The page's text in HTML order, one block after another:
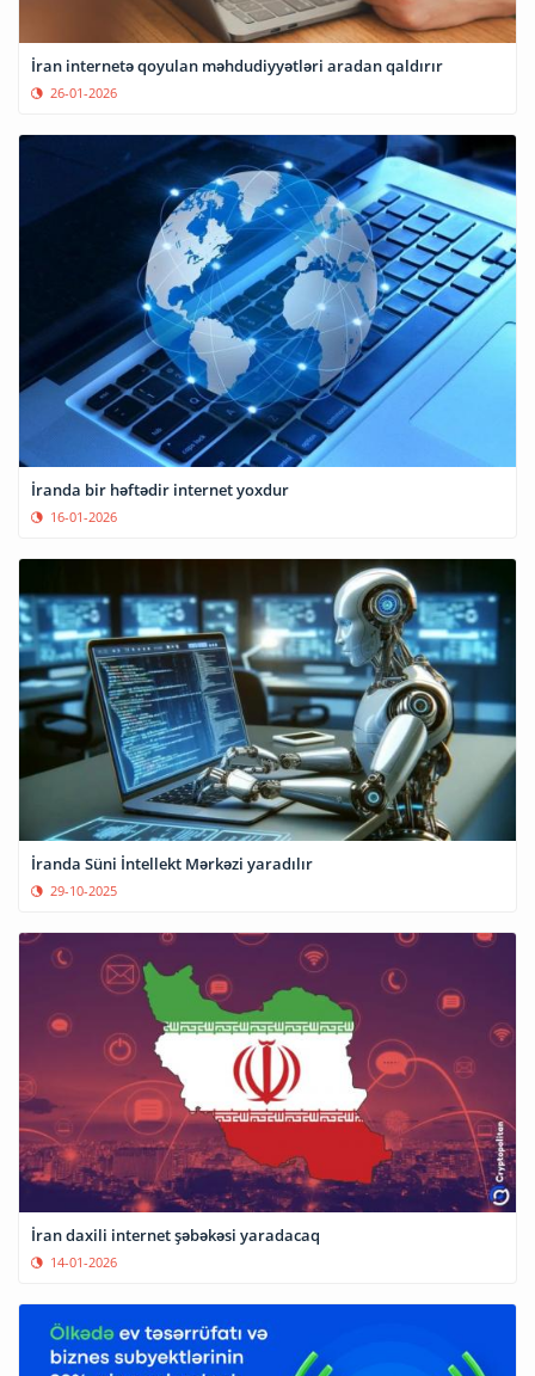
İran internetə qoyulan məhdudiyyətləri aradan qaldırır
26-01-2026
İranda bir həftədir internet yoxdur
16-01-2026
İranda Süni İntellekt Mərkəzi yaradılır
29-10-2025
İran daxili internet şəbəkəsi yaradacaq
14-01-2026